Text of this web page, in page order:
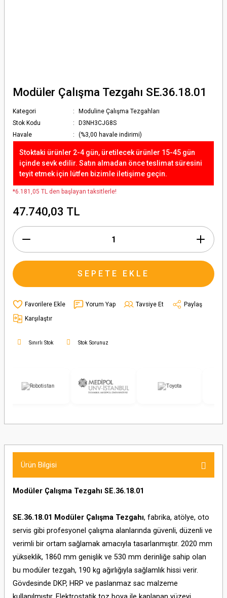
Modüler Çalışma Tezgahı SE.36.18.01
Kategori
Moduline Çalışma Tezgahları
Stok Kodu
D3NH3CJG8S
Havale
(%3,00 havale indirimi)
Stoktaki ürünler 2-4 gün, üretilecek ürünler 15-45 gün
içinde sevk edilir. Satın almadan önce teslimat süresini
teyit etmek için lütfen bizimle iletişime geçin.
*6.181,05 TL den başlayan taksitlerle!
47.740,03 TL
SEPETE EKLE
Yorum Yap Tavsiye Et
Paylaş
Karşılaştır
Sınırlı Stok Stok Sorunuz
Ürün Bilgisi
Modüler Çalışma Tezgahı SE.36.18.01
SE.36.18.01 Modüler Çalışma Tezgahı, fabrika, atölye, oto
servis gibi profesyonel çalışma alanlarında güvenli, düzenli ve
verimli bir ortam sağlamak amacıyla tasarlanmıştır. 2020 mm
yükseklik, 1860 mm genişlik ve 530 mm derinliğe sahip olan
bu modüler tezgah, 190 kg ağırlığıyla sağlamlık hissi verir.
Gövdesinde DKP, HRP ve paslanmaz sac malzeme